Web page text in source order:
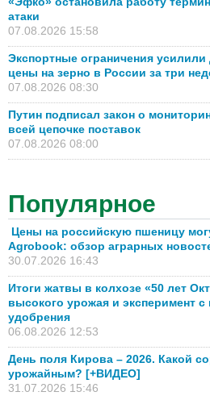
атаки
07.08.2026 15:58
Экспортные ограничения
цены на зерно в России за три
07.08.2026 08:30
Путин подписал закон о
всей цепочке поставок
07.08.2026 08:00
Популярное
Цены на российскую пшеницу
Agrobook: обзор аграрных
30.07.2026 16:43
Итоги жатвы в колхозе «50 лет
высокого урожая и эксперимент
удобрения
06.08.2026 12:53
День поля Кирова – 2026. Какой
урожайным? [+ВИДЕО]
31.07.2026 15:46